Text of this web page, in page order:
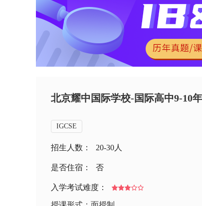
北京耀中国际学校-国际高中9-10
IGCSE
招生人数： 20-30人
是否住宿： 否
入学考试难度：